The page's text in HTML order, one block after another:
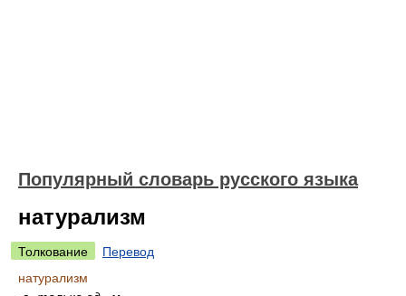
Популярный словарь русского языка
натурализм
Толкование
Перевод
натурализм